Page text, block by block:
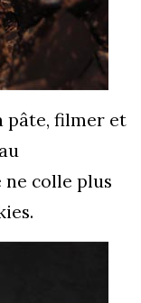
pâte, filmer et
colle plus